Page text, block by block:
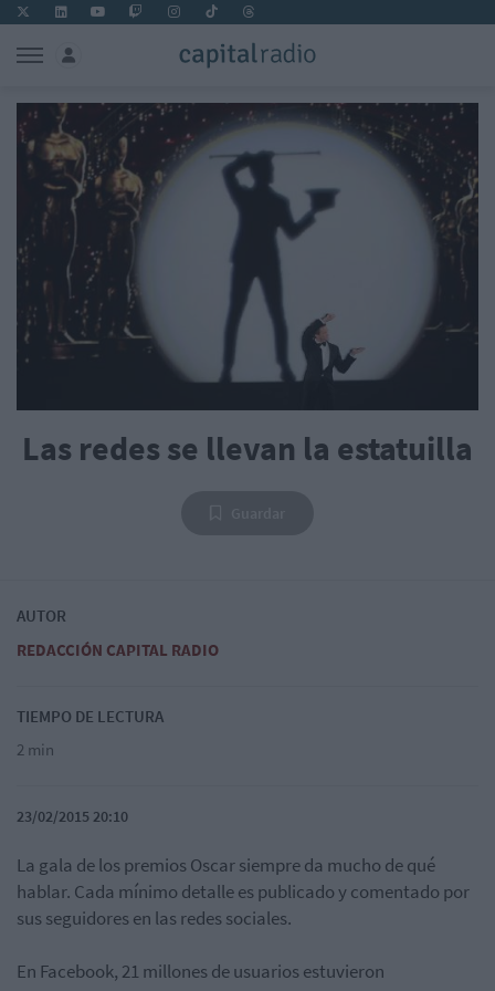
Las redes se llevan la estatuilla
AUTOR
REDACCIÓN CAPITAL RADIO
TIEMPO DE LECTURA
2 min
23/02/2015 20:10
La gala de los premios Oscar siempre da mucho de qué
hablar. Cada mínimo detalle es publicado y comentado por
sus seguidores en las redes sociales.
En Facebook, 21 millones de usuarios estuvieron